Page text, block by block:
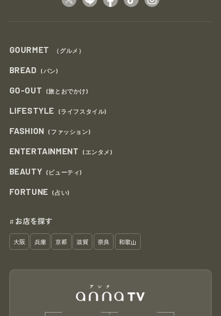
GOURMET （グルメ）
BREAD (パン)
GO-OUT (旅とおでかけ)
LIFESTYLE (ライフスタイル)
FASHION (ファッション)
ENTERTAINMENT (エンタメ)
BEAUTY (ビューティ)
FORTUNE (占い)
# お店を探す
大阪 兵庫 京都 滋賀 奈良 和歌山